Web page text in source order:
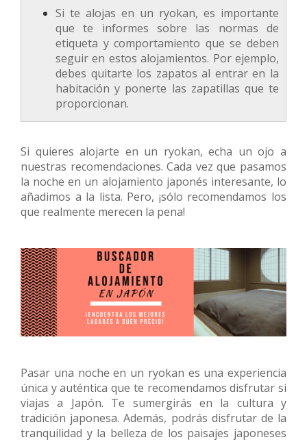
Si te alojas en un ryokan, es importante
que te informes sobre las normas de
etiqueta y comportamiento que se deben
seguir en estos alojamientos. Por ejemplo,
debes quitarte los zapatos al entrar en la
habitación y ponerte las zapatillas que te
proporcionan.
Si quieres alojarte en un ryokan, echa un ojo a
nuestras recomendaciones. Cada vez que pasamos
la noche en un alojamiento japonés interesante, lo
añadimos a la lista. Pero, ¡sólo recomendamos los
que realmente merecen la pena!
Pasar una noche en un ryokan es una experiencia
única y auténtica que te recomendamos disfrutar si
viajas a Japón. Te sumergirás en la cultura y
tradición japonesa. Además, podrás disfrutar de la
tranquilidad y la belleza de los paisajes japoneses